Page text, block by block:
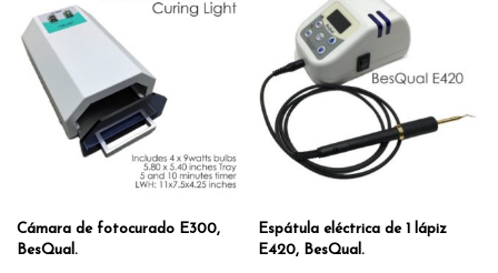
Cámara de fotocurado E300,
BesQual.
Espátula eléctrica de 1 lápiz
E420, BesQual.